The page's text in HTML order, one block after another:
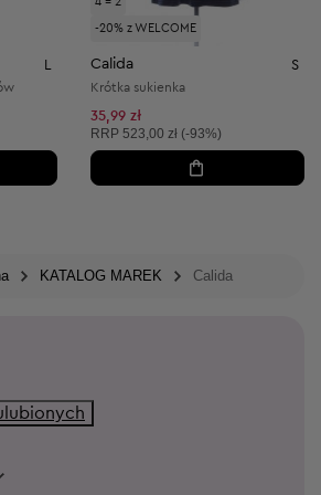
-20% z WELCOME
Calida S
Krótka sukienka
35,99 zł
Cena sugerowana:
RRP 523,00 zł (-93%)
KATALOG MAREK Calida